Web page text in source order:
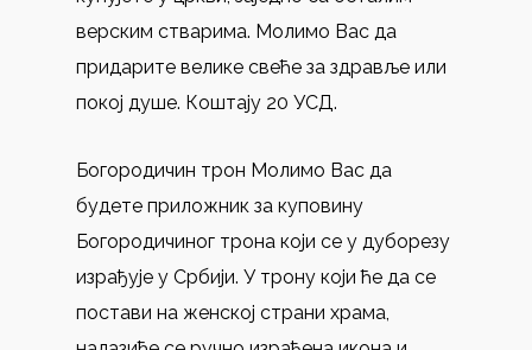
верским стварима. Молимо Вас да
придарите велике свеће за здравље или
покој душе. Коштају 20 УСД.
Богородичин трон Молимо Вас да
будете приложник за куповину
Богородичиног трона који се у дуборезу
израђује у Србији. У трону који ће да се
постави на женској страни храма,